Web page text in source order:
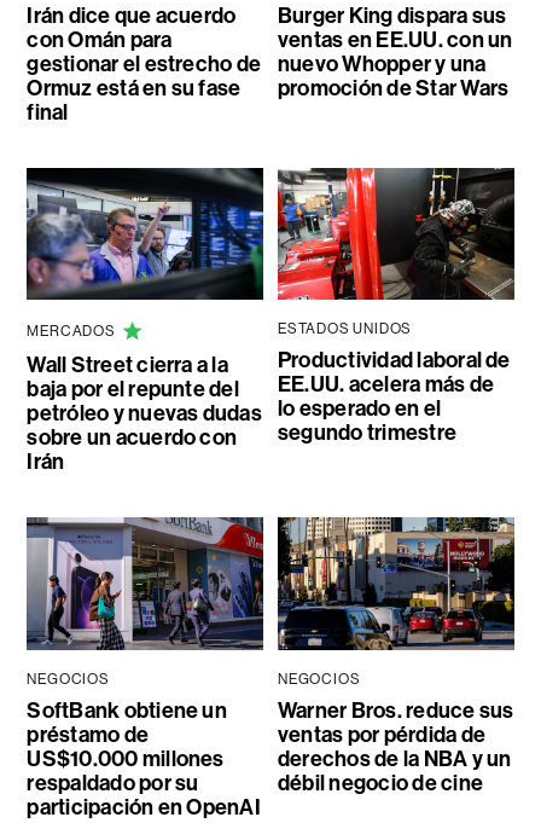
Irán dice que acuerdo
con Omán para
gestionar el estrecho de
Ormuz está en su fase
final
Burger King dispara sus
ventas en EE.UU. con un
nuevo Whopper y una
promoción de Star Wars
MERCADOS
Wall Street cierra a la
baja por el repunte del
petróleo y nuevas dudas
sobre un acuerdo con
Irán
ESTADOS UNIDOS
Productividad laboral de
EE.UU. acelera más de
lo esperado en el
segundo trimestre
NEGOCIOS
SoftBank obtiene un
préstamo de
US$10.000 millones
respaldado por su
participación en OpenAI
NEGOCIOS
Warner Bros. reduce sus
ventas por pérdida de
derechos de la NBA y un
débil negocio de cine